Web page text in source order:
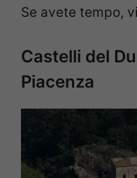
Se avete tempo,
Castelli del
Piacenza